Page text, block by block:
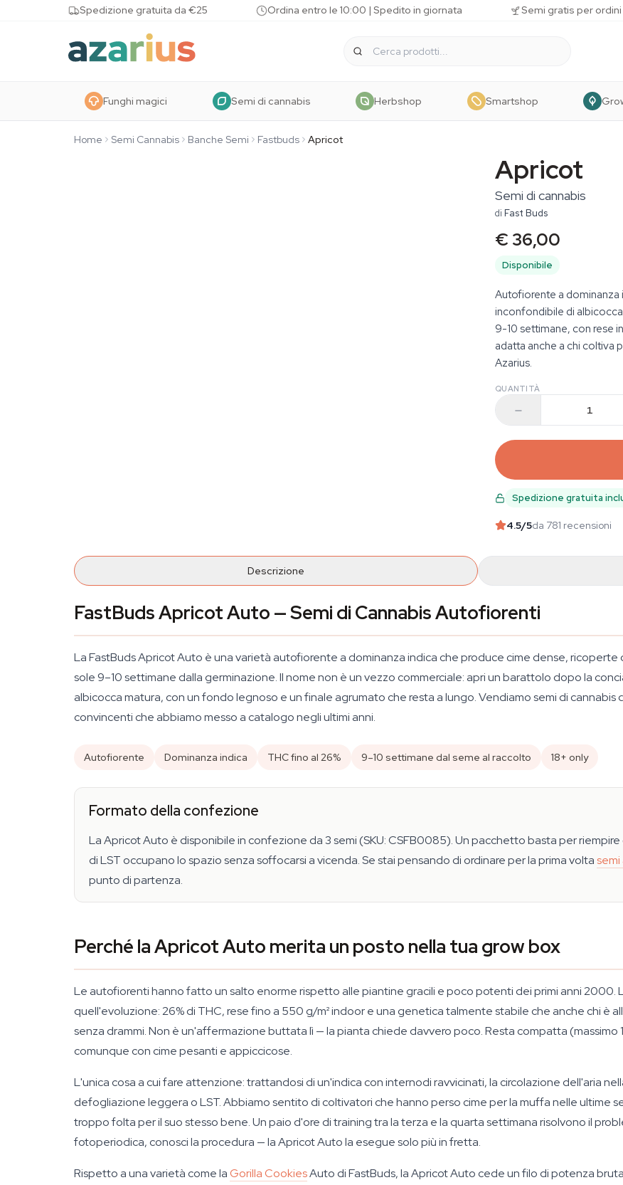
Skip to contentSpedizione gratuita da €25 Ordina entro le 10:00 | Spedito in giornata Semi gratis per
Funghi magici Semi di cannabis Herbshop Smartshop
Home Semi Cannabis Banche Semi Fastbuds Apricot
Apricot
Semi di cannabis
di Fast Buds
€ 36,00
Disponibile
Autofiorente a dominanza
inconfondibile di
9-10 settimane, con rese
adatta anche a chi coltiva
Azarius.
QUANTITÀ
Spedizione gratuita
4.5/5da 781 recensioni
Descrizione
FastBuds Apricot Auto — Semi di Cannabis Autofiorenti
La FastBuds Apricot Auto è una varietà autofiorente a dominanza indica che produce cime dense, ricoperte
sole 9–10 settimane dalla germinazione. Il nome non è un vezzo commerciale: apri un barattolo dopo la
albicocca matura, con un fondo legnoso e un finale agrumato che resta a lungo. Vendiamo semi di
convincenti che abbiamo messo a catalogo negli ultimi anni.
Autofiorente Dominanza indica THC fino al 26% 9–10 settimane dal seme al raccolto 18+ only
Formato della confezione
La Apricot Auto è disponibile in confezione da 3 semi (SKU: CSFB0085). Un pacchetto basta per
di LST occupano lo spazio senza soffocarsi a vicenda. Se stai pensando di ordinare per la prima volta
punto di partenza.
Perché la Apricot Auto merita un posto nella tua grow box
Le autofiorenti hanno fatto un salto enorme rispetto alle piantine gracili e poco potenti dei primi anni 2000.
quell'evoluzione: 26% di THC, rese fino a 550 g/m² indoor e una genetica talmente stabile che anche chi è
senza drammi. Non è un'affermazione buttata lì — la pianta chiede davvero poco. Resta compatta (massimo
comunque con cime pesanti e appiccicose.
L'unica cosa a cui fare attenzione: trattandosi di un'indica con internodi ravvicinati, la circolazione dell'aria
defogliazione leggera o LST. Abbiamo sentito di coltivatori che hanno perso cime per la muffa nelle ultime
troppo folta per il suo stesso bene. Un paio d'ore di training tra la terza e la quarta settimana risolvono il
fotoperiodica, conosci la procedura — la Apricot Auto la esegue solo più in fretta.
Rispetto a una varietà come laGorilla CookiesAuto di FastBuds, la Apricot Auto cede un filo di potenza